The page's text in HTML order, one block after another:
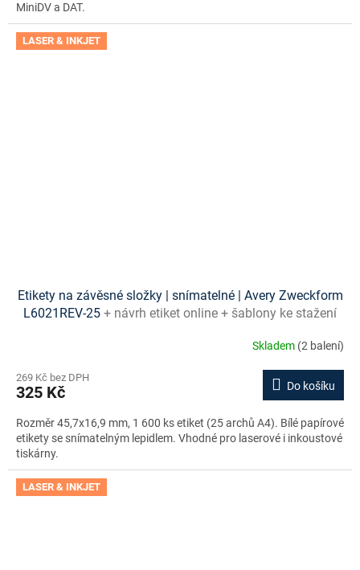
MiniDV a DAT.
LASER & INKJET
Etikety na závěsné složky | snímatelné | Avery Zweckform
L6021REV-25 + návrh etiket online + šablony ke stažení
Skladem (2 balení)
269 Kč bez DPH
325 Kč Do košíku
Rozměr 45,7x16,9 mm, 1 600 ks etiket (25 archů A4). Bílé papírové
etikety se snímatelným lepidlem. Vhodné pro laserové i inkoustové
tiskárny.
LASER & INKJET